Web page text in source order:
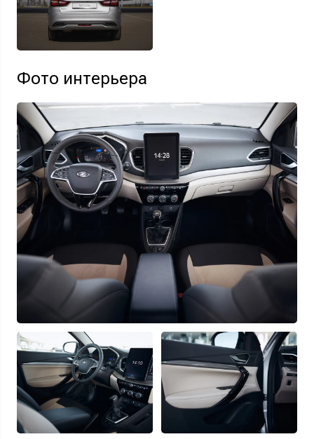
Фото интерьера